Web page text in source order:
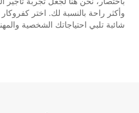
وأكثر راحة بالنسبة لك. اختر
شائبة تلبي احتياجاتك الشخصية